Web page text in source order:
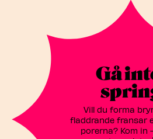
Gå
Vill du forma
fladdrande fransar
porerna? Kom in